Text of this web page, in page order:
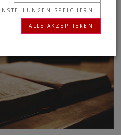
SPEICHERN
ALLE AKZEPTIEREN